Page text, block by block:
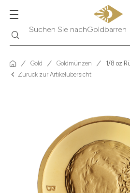
Suchen Sie nach
Gold Goldmünzen
1/8 oz
Zurück zur Artikelübersicht